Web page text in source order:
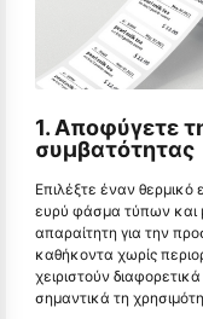
1. Αποφύγετε
συμβατότητας
Επιλέξτε έναν
ευρύ φάσμα τύπων και
απαραίτητη για την
καθήκοντα χωρίς
χειριστούν
σημαντικά τη